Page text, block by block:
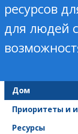
ресурсов
для людей
Дом
Приоритеты и
Ресурсы